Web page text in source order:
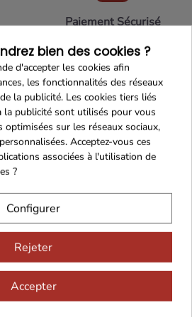
Paiement Sécurisé
Livraison 24h/48h
bien des cookies ?
d'accepter les cookies afin
les fonctionnalités des réseaux
la publicité. Les cookies tiers liés
la publicité sont utilisés pour vous
sur les réseaux sociaux,
Acceptez-vous ces
associées à l'utilisation de
?
Configurer
Rejeter
Accepter